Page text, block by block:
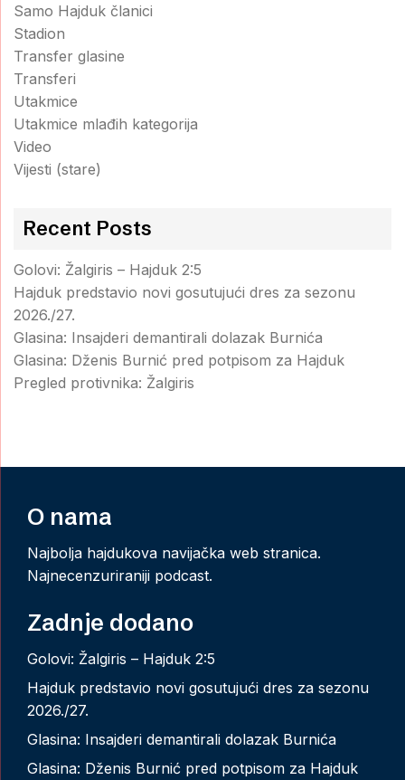
Samo Hajduk članici
Stadion
Transfer glasine
Transferi
Utakmice
Utakmice mlađih kategorija
Video
Vijesti (stare)
Recent Posts
Golovi: Žalgiris – Hajduk 2:5
Hajduk predstavio novi gosutujući dres za sezonu
2026./27.
Glasina: Insajderi demantirali dolazak Burnića
Glasina: Dženis Burnić pred potpisom za Hajduk
Pregled protivnika: Žalgiris
O nama
Najbolja hajdukova navijačka web stranica.
Najnecenzuriraniji podcast.
Zadnje dodano
Golovi: Žalgiris – Hajduk 2:5
Hajduk predstavio novi gosutujući dres za sezonu
2026./27.
Glasina: Insajderi demantirali dolazak Burnića
Glasina: Dženis Burnić pred potpisom za Hajduk